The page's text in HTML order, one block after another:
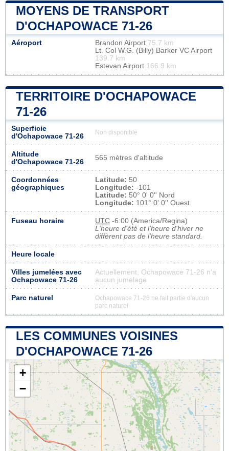
MOYENS DE TRANSPORT
D'OCHAPOWACE 71-26
Aéroport Brandon Airport 75.7 km
Lt. Col W.G. (Billy) Barker VC Airport
139.7 km
Estevan Airport 166.9 km
TERRITOIRE D'OCHAPOWACE
71-26
Superficie
d'Ochapowace 71-26
Non disponible
Altitude
d'Ochapowace 71-26
565 mètres d'altitude
Coordonnées
géographiques
Latitude: 50
Longitude: -101
Latitude: 50° 0' 0'' Nord
Longitude: 101° 0' 0'' Ouest
Fuseau horaire UTC -6:00 (America/Regina)
L'heure d'été et l'heure d'hiver ne
diffèrent pas de l'heure standard.
Heure locale
Villes jumelées avec
Ochapowace 71-26
Actuellement, Ochapowace 71-26 n'a
aucun jumelage
Parc naturel
Ochapowace 71-26 ne fait partie d'aucun
parc naturel
LES COMMUNES VOISINES
D'OCHAPOWACE 71-26
+
−